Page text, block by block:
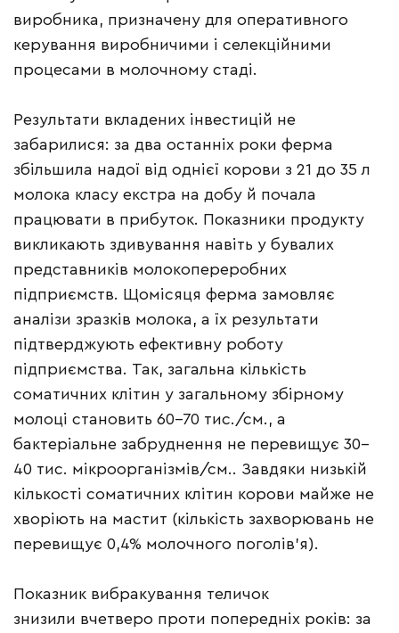
виробника, призначену для оперативного
керування виробничими і селекційними
процесами в молочному стаді.
Результати вкладених інвестицій не
забарилися: за два останніх роки ферма
збільшила надої від однієї корови з 21 до 35 л
молока класу екстра на добу й почала
працювати в прибуток. Показники продукту
викликають здивування навіть у бувалих
представників молокопереробних
підприємств. Щомісяця ферма замовляє
аналізи зразків молока, а їх результати
підтверджують ефективну роботу
підприємства. Так, загальна кількість
соматичних клітин у загальному збірному
молоці становить 60–70 тис./см., а
бактеріальне забруднення не перевищує 30–
40 тис. мікроорганізмів/см.. Завдяки низькій
кількості соматичних клітин корови майже не
хворіють на мастит (кількість захворювань не
перевищує 0,4% молочного поголів’я).
Показник вибракування теличок
знизили вчетверо проти попередніх років: за